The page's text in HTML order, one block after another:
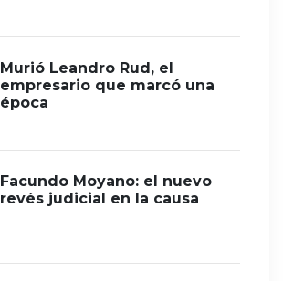
Murió Leandro Rud, el
empresario que marcó una
época
Facundo Moyano: el nuevo
revés judicial en la causa